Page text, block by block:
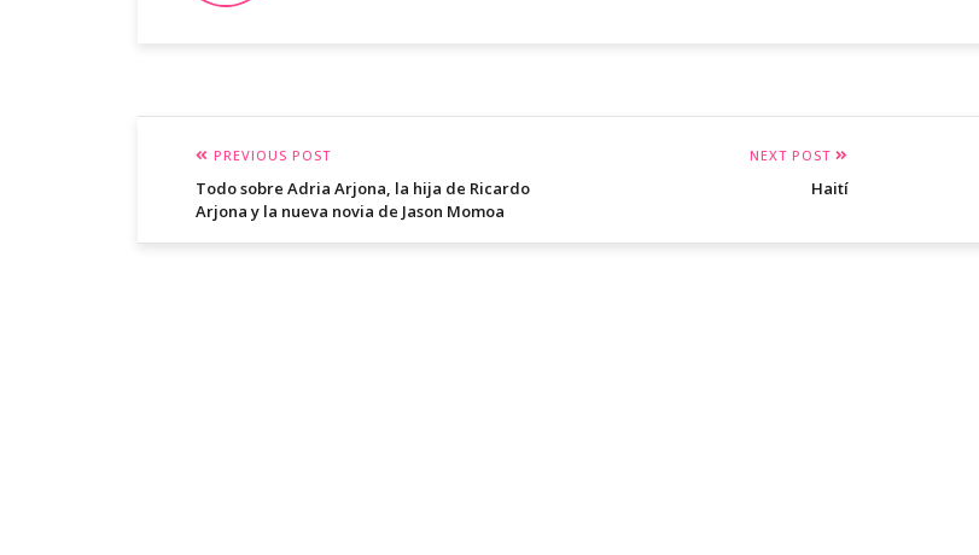
PREVIOUS POST
Todo sobre Adria Arjona, la hija de Ricardo
Arjona y la nueva novia de Jason Momoa
NEXT POST
Haití